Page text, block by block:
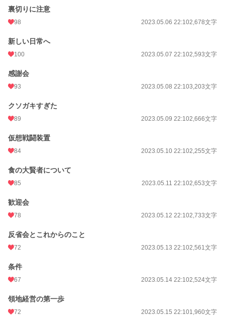
裏切りに注意
98 2023.05.06 22:102,678文字
新しい日常へ
100 2023.05.07 22:102,593文字
感謝会
93 2023.05.08 22:103,203文字
クソガキすぎた
89 2023.05.09 22:102,666文字
仮想戦闘装置
84 2023.05.10 22:102,255文字
食の大賢者について
85 2023.05.11 22:102,653文字
歓迎会
78 2023.05.12 22:102,733文字
反省会とこれからのこと
72 2023.05.13 22:102,561文字
条件
67 2023.05.14 22:102,524文字
領地経営の第一歩
72 2023.05.15 22:101,960文字